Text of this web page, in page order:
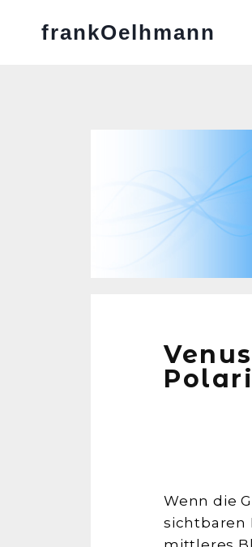
frankOelhmann
Wenn die
sichtbaren